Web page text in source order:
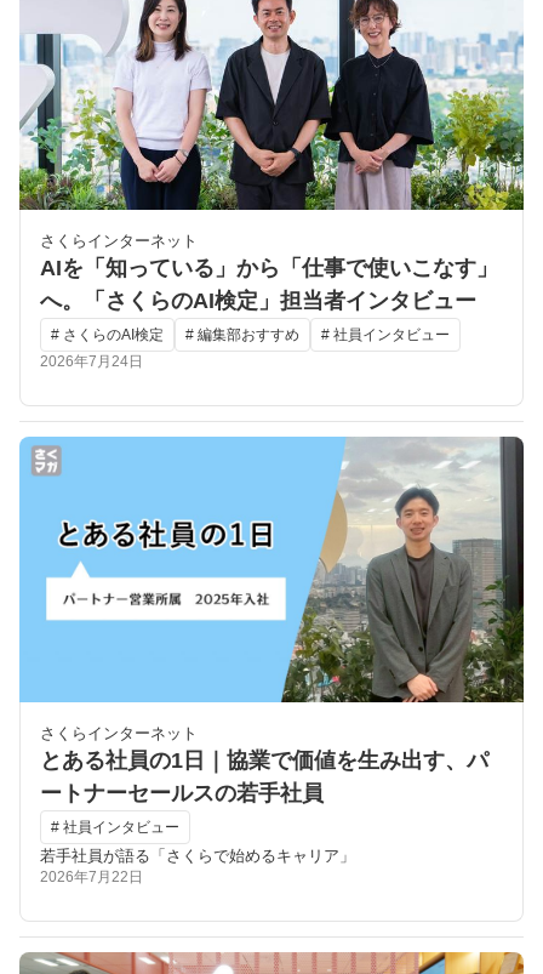
さくらインターネット
AIを「知っている」から「仕事で使いこなす」
へ。「さくらのAI検定」担当者インタビュー
# さくらのAI検定 # 編集部おすすめ
# 社員インタビュー
2026年7月24日
さくらインターネット
とある社員の1日｜協業で価値を生み出す、パ
ートナーセールスの若手社員
# 社員インタビュー
若手社員が語る「さくらで始めるキャリア」
2026年7月22日